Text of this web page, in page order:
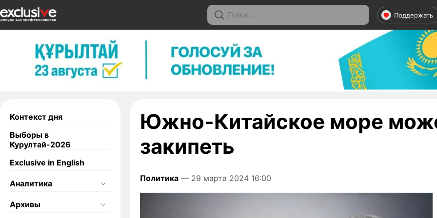
Поддержать
Контекст дня
Выборы в
Курултай-2026
Exclusive in English
Аналитика
Архивы
Южно-Китайское море
закипеть
Политика — 29 марта 2024 16:00